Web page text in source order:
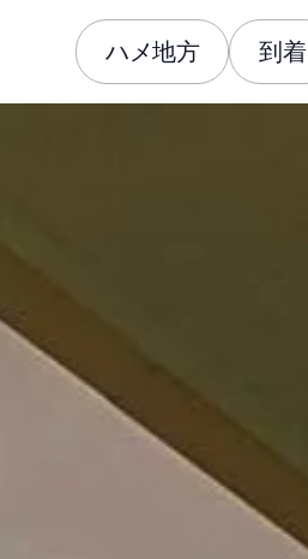
ハメ地方 到着